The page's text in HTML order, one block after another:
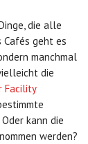
die alle
geht es
manchmal
die
Facility
kann die
werden?